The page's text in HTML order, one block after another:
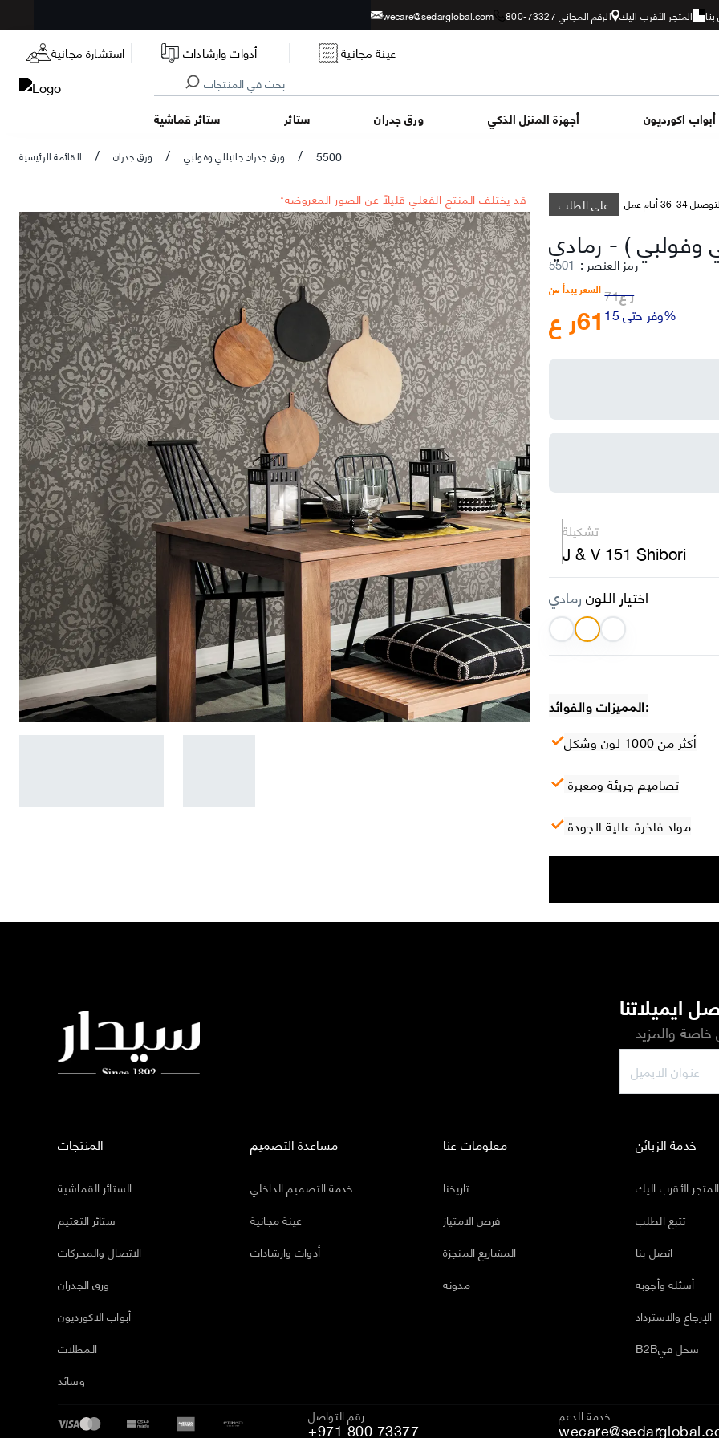
wecare@sedarglobal.com الرقم المجاني 73327-800 المتجر الأقرب اليك
استشارة مجانية أدوات وارشادات عينة مجانية
ستائر قماشية ستائر ورق جدران أجهزة المنزل الذكي أبواب اكورديون
القائمة الرئيسية / ورق جدران / ورق جدران جانيللي وفولبي / 5500
*قد يختلف المنتج الفعلي قليلاً عن الصور المعروضة على الطلب 34-36 أيام عمل
وفولبي )- رمادي
رمز العنصر :
5501
السعر يبدأ من
ر ع61
ر ع71
وفر حتى 15%
تشكيلة
J & V 151 Shibori
اختيار اللونرمادي
المميزات والفوائد:
أكثر من 1000 لون وشكل
تصاميم جريئة ومعبرة
مواد فاخرة عالية الجودة
ايميلاتنا
والمزيد
المنتجات
الستائر القماشية
ستائر التعتيم
الاتصال والمحركات
ورق الجدران
أبواب الاكورديون
المظلات
وسائد
مساعدة التصميم
خدمة التصميم الداخلي
عينة مجانية
أدوات وارشادات
معلومات عنا
تاريخنا
فرص الامتياز
المشاريع المنجزة
مدونة
خدمة الزبائن
المتجر الأقرب اليك
تتبع الطلب
اتصل بنا
أسئلة وأجوبة
الإرجاع والاسترداد
B2Bسجل في
رقم التواصل
+971 800 73377
خدمة الدعم